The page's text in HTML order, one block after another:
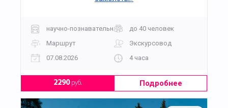
научно-познавательная
до 40 человек
Маршрут
Экскурсовод
07.08.2026
4 часа
2290руб. Подробнее